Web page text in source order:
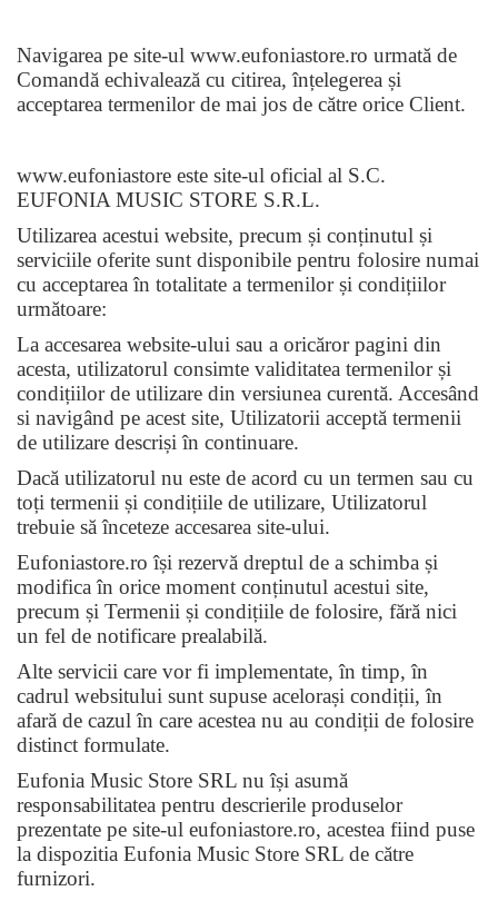
Navigarea pe site-ul www.eufoniastore.ro urmată de
Comandă echivalează cu citirea, înțelegerea și
acceptarea termenilor de mai jos de către orice Client.
www.eufoniastore este site-ul oficial al S.C.
EUFONIA MUSIC STORE S.R.L.
Utilizarea acestui website, precum și conținutul și
serviciile oferite sunt disponibile pentru folosire numai
cu acceptarea în totalitate a termenilor și condițiilor
următoare:
La accesarea website-ului sau a oricăror pagini din
acesta, utilizatorul consimte validitatea termenilor și
condițiilor de utilizare din versiunea curentă. Accesând
si navigând pe acest site, Utilizatorii acceptă termenii
de utilizare descriși în continuare.
Dacă utilizatorul nu este de acord cu un termen sau cu
toți termenii și condițiile de utilizare, Utilizatorul
trebuie să înceteze accesarea site-ului.
Eufoniastore.ro își rezervă dreptul de a schimba și
modifica în orice moment conținutul acestui site,
precum și Termenii și condițiile de folosire, fără nici
un fel de notificare prealabilă.
Alte servicii care vor fi implementate, în timp, în
cadrul websitului sunt supuse acelorași condiții, în
afară de cazul în care acestea nu au condiții de folosire
distinct formulate.
Eufonia Music Store SRL nu își asumă
responsabilitatea pentru descrierile produselor
prezentate pe site-ul eufoniastore.ro, acestea fiind puse
la dispozitia Eufonia Music Store SRL de către
furnizori.